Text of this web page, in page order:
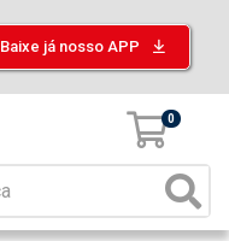
Baixe já nosso APP
0